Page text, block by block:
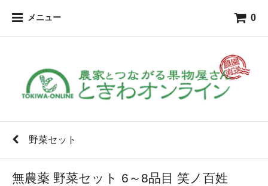
メニュー 0
野菜セット
無農薬 野菜セット 6～8品目 笑ノ百姓